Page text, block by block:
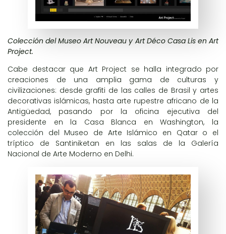
Colección del Museo Art Nouveau y Art Déco Casa Lis en Art
Project.
Cabe destacar que Art Project se halla integrado por
creaciones de una amplia gama de culturas y
civilizaciones: desde grafiti de las calles de Brasily artes
decorativas islámicas, hasta arte rupestre africano de la
Antigüedad, pasando por la oficina ejecutiva del
presidente en la Casa Blanca en Washington, la
colección del Museo de Arte Islámico en Qataro el
tríptico de Santiniketan en las salas de la Galería
Nacional de Arte Moderno en Delhi.